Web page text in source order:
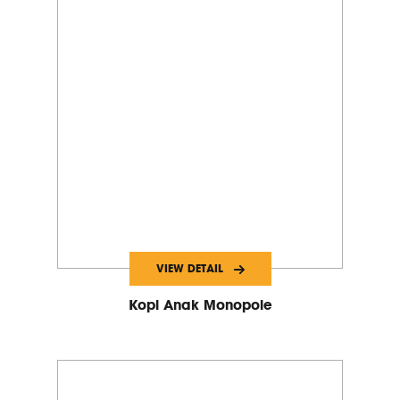
VIEW DETAIL
Kopi Anak Monopole